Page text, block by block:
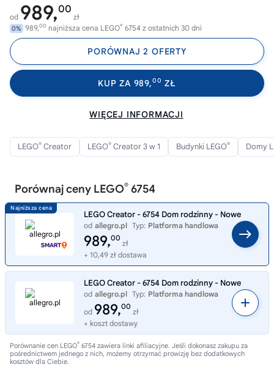
od 989,00
zł
0% 989,00 najniższa cena LEGO® 6754 z ostatnich 30 dni
PORÓWNAJ 2 OFERTY
KUP ZA 989,00 ZŁ
WIĘCEJ INFORMACJI
LEGO® Creator LEGO® Creator 3 w 1 Budynki LEGO® Domy
Porównaj ceny LEGO® 6754
LEGO Creator - 6754 Dom rodzinny - Nowe
od allegro.pl Typ: Platforma handlowa
989,00
zł
+ 10,49 zł dostawa
LEGO Creator - 6754 Dom rodzinny - Nowe
od allegro.pl Typ: Platforma handlowa
od 989,00
zł
+ koszt dostawy
Porównanie cen LEGO® 6754 zawiera linki afiliacyjne. Jeśli dokonasz zakupu za
pośrednictwem jednego z nich, możemy otrzymać prowizję bez dodatkowych
kosztów dla Ciebie.